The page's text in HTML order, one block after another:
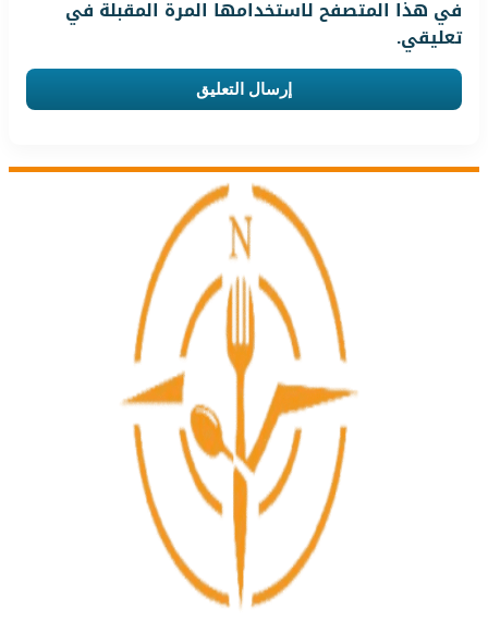
في هذا المتصفح لاستخدامها المرة المقبلة في
تعليقي.